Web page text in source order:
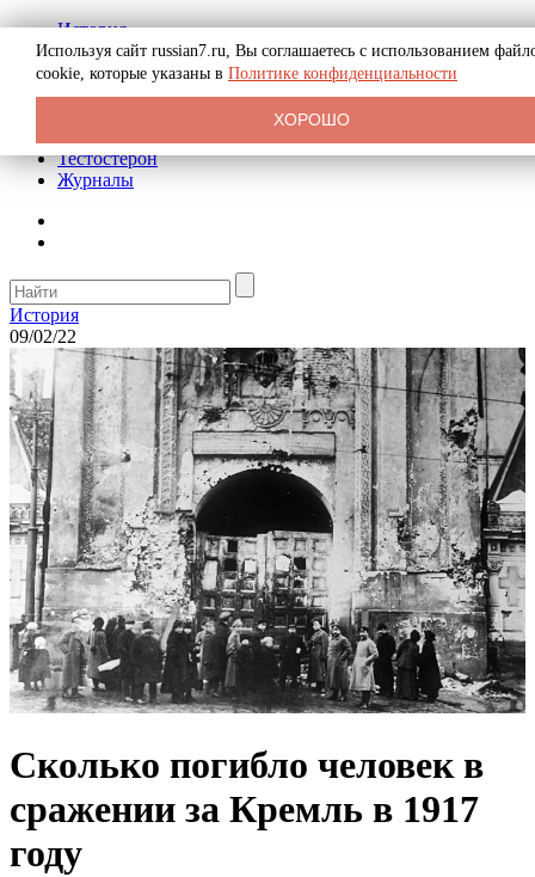
История
Биография
Криминал
Реклама на сайте
Тестостерон
Журналы
История
09/02/22
Сколько погибло человек в
сражении за Кремль в 1917
году
Используя сайт russian7.ru, Вы соглашаетесь с использованием
cookie, которые указаны в Политике конфиденциальности
ХОРОШО